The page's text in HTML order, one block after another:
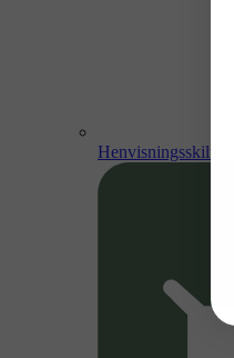
Henvisningsskilte